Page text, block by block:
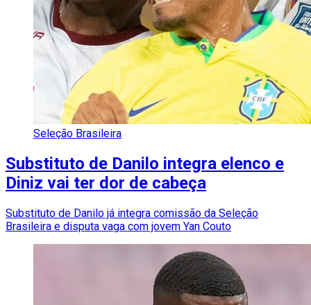
Seleção Brasileira
Substituto de Danilo integra elenco e
Diniz vai ter dor de cabeça
Substituto de Danilo já integra comissão da Seleção
Brasileira e disputa vaga com jovem Yan Couto